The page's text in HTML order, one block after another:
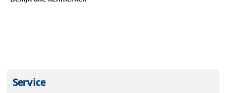
Service